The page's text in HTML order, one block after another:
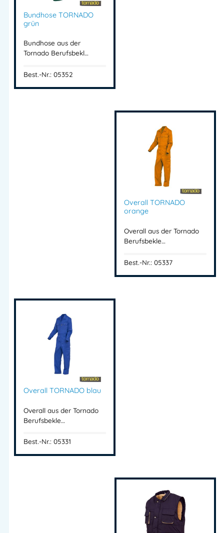
Bundhose TORNADO
grün
Bundhose aus der
Tornado Berufsbekl…
Best.-Nr.: 05352
Overall TORNADO
orange
Overall aus der Tornado
Berufsbekle…
Best.-Nr.: 05337
Overall TORNADO blau
Overall aus der Tornado
Berufsbekle…
Best.-Nr.: 05331